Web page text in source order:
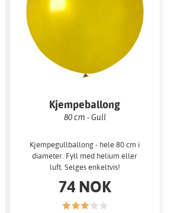
Kjempeballong
80 cm - Gull
Kjempegullballong - hele 80 cm i
diameter. Fyll med helium eller
luft. Selges enkeltvis!
74 NOK